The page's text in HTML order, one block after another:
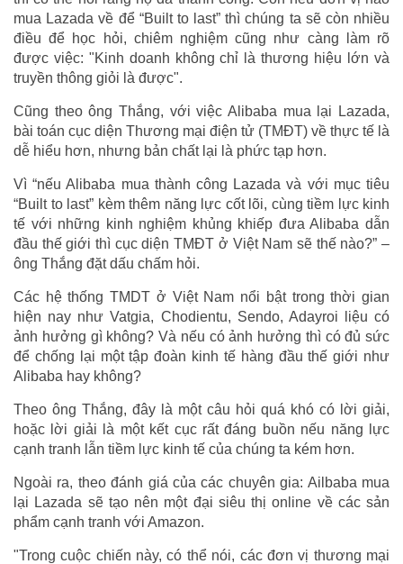
mua Lazada về để “Built to last” thì chúng ta sẽ còn nhiều
điều để học hỏi, chiêm nghiệm cũng như càng làm rõ
được việc: "Kinh doanh không chỉ là thương hiệu lớn và
truyền thông giỏi là được".
Cũng theo ông Thắng, với việc Alibaba mua lại Lazada,
bài toán cục diện Thương mại điện tử (TMĐT) về thực tế là
dễ hiểu hơn, nhưng bản chất lại là phức tạp hơn.
Vì “nếu Alibaba mua thành công Lazada và với mục tiêu
“Built to last” kèm thêm năng lực cốt lõi, cùng tiềm lực kinh
tế với những kinh nghiệm khủng khiếp đưa Alibaba dẫn
đầu thế giới thì cục diện TMĐT ở Việt Nam sẽ thế nào?” –
ông Thắng đặt dấu chấm hỏi.
Các hệ thống TMDT ở Việt Nam nổi bật trong thời gian
hiện nay như Vatgia, Chodientu, Sendo, Adayroi liệu có
ảnh hưởng gì không? Và nếu có ảnh hưởng thì có đủ sức
để chống lại một tập đoàn kinh tế hàng đầu thế giới như
Alibaba hay không?
Theo ông Thắng, đây là một câu hỏi quá khó có lời giải,
hoặc lời giải là một kết cục rất đáng buồn nếu năng lực
cạnh tranh lẫn tiềm lực kinh tế của chúng ta kém hơn.
Ngoài ra, theo đánh giá của các chuyên gia: Ailbaba mua
lại Lazada sẽ tạo nên một đại siêu thị online về các sản
phẩm cạnh tranh với Amazon.
"Trong cuộc chiến này, có thể nói, các đơn vị thương mại